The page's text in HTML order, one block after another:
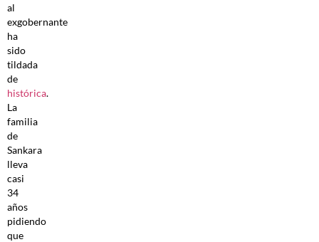
al
exgobernante
ha
sido
tildada
de
histórica.
La
familia
de
Sankara
lleva
casi
34
años
pidiendo
que